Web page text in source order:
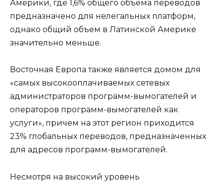
Америки, где 1,6% общего объема переводов
предназначено для нелегальных платформ,
однако общий объем в Латинской Америке
значительно меньше.
Восточная Европа также является домом для
«самых высокооплачиваемых сетевых
администраторов программ-вымогателей и
операторов программ-вымогателей как
услуги», причем на этот регион приходится
23% глобальных переводов, предназначенных
для адресов программ-вымогателей.
Несмотря на высокий уровень